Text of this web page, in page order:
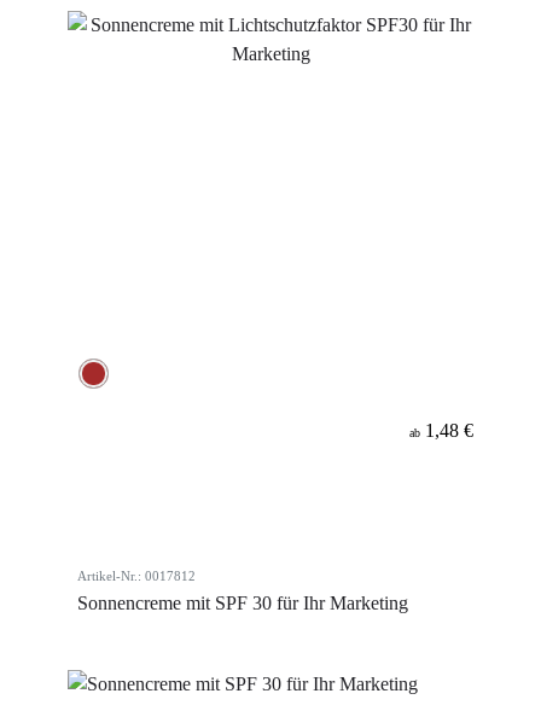
ab 1,48 €
Artikel-Nr.: 0017812
Sonnencreme mit SPF 30 für Ihr Marketing